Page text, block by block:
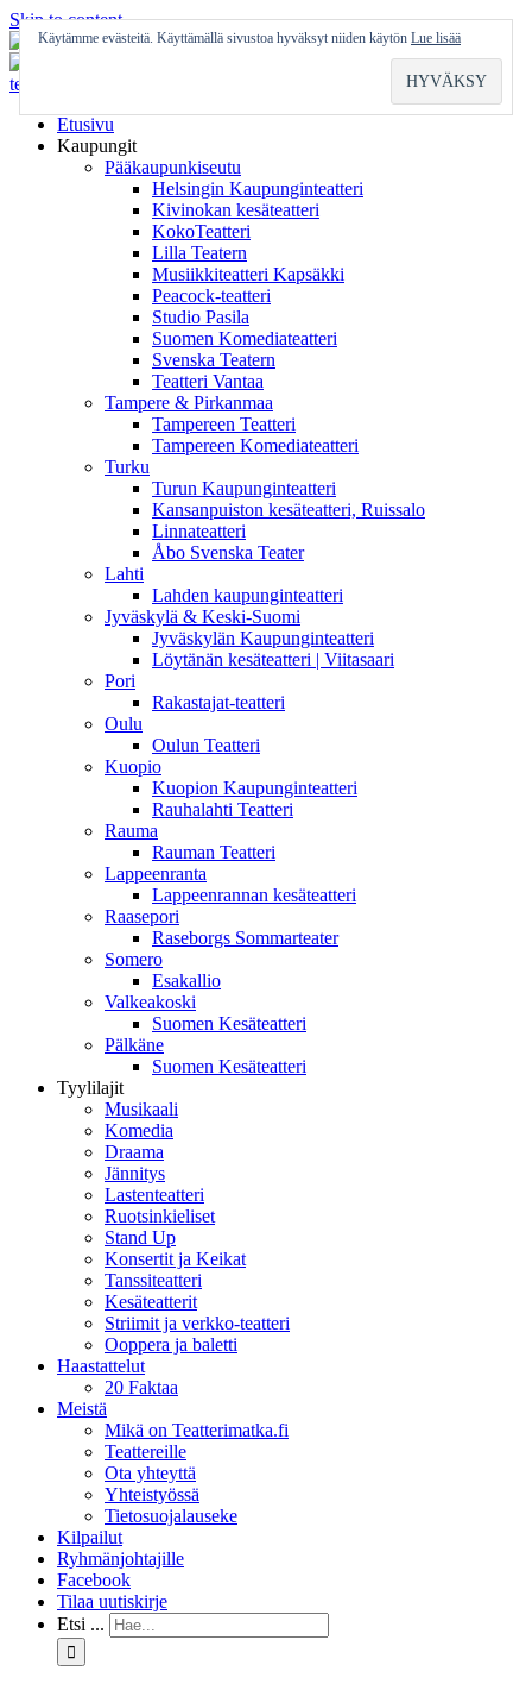
Skip to content
Etusivu
Kaupungit
Pääkaupunkiseutu
Helsingin Kaupunginteatteri
Kivinokan kesäteatteri
KokoTeatteri
Lilla Teatern
Musiikkiteatteri Kapsäkki
Peacock-teatteri
Studio Pasila
Suomen Komediateatteri
Svenska Teatern
Teatteri Vantaa
Tampere & Pirkanmaa
Tampereen Teatteri
Tampereen Komediateatteri
Turku
Turun Kaupunginteatteri
Kansanpuiston kesäteatteri, Ruissalo
Linnateatteri
Åbo Svenska Teater
Lahti
Lahden kaupunginteatteri
Jyväskylä & Keski-Suomi
Jyväskylän Kaupunginteatteri
Löytänän kesäteatteri | Viitasaari
Pori
Rakastajat-teatteri
Oulu
Oulun Teatteri
Kuopio
Kuopion Kaupunginteatteri
Rauhalahti Teatteri
Rauma
Rauman Teatteri
Lappeenranta
Lappeenrannan kesäteatteri
Raasepori
Raseborgs Sommarteater
Somero
Esakallio
Valkeakoski
Suomen Kesäteatteri
Pälkäne
Suomen Kesäteatteri
Tyylilajit
Musikaali
Komedia
Draama
Jännitys
Lastenteatteri
Ruotsinkieliset
Stand Up
Konsertit ja Keikat
Tanssiteatteri
Kesäteatterit
Striimit ja verkko-teatteri
Ooppera ja baletti
Haastattelut
20 Faktaa
Meistä
Mikä on Teatterimatka.fi
Teattereille
Ota yhteyttä
Yhteistyössä
Tietosuojalauseke
Kilpailut
Ryhmänjohtajille
Facebook
Tilaa uutiskirje
Etsi ...
Käytämme evästeitä. Käyttämällä sivustoa hyväksyt niiden käytön Lue lisää